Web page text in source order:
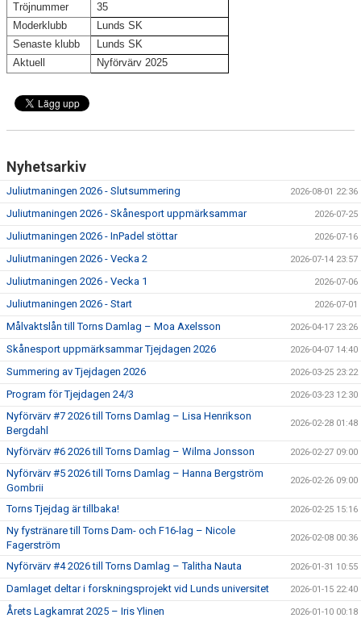
Tröjnummer
35
Moderklubb
Lunds SK
Senaste klubb
Lunds SK
Aktuell
Nyförvärv 2025
Nyhetsarkiv
Juliutmaningen 2026 - Slutsummering 2026-08-01 22:36
Juliutmaningen 2026 - Skånesport uppmärksammar 2026-07-25
Juliutmaningen 2026 - InPadel stöttar 2026-07-16
Juliutmaningen 2026 - Vecka 2 2026-07-14 23:57
Juliutmaningen 2026 - Vecka 1 2026-07-06
Juliutmaningen 2026 - Start 2026-07-01
Målvaktslån till Torns Damlag – Moa Axelsson 2026-04-17 23:26
Skånesport uppmärksammar Tjejdagen 2026 2026-04-07 14:40
Summering av Tjejdagen 2026 2026-03-25 23:22
Program för Tjejdagen 24/3 2026-03-23 12:30
Nyförvärv #7 2026 till Torns Damlag – Lisa Henrikson
Bergdahl
2026-02-28 01:48
Nyförvärv #6 2026 till Torns Damlag – Wilma Jonsson 2026-02-27 09:00
Nyförvärv #5 2026 till Torns Damlag – Hanna Bergström
Gombrii
2026-02-26 09:00
Torns Tjejdag är tillbaka! 2026-02-25 15:16
Ny fystränare till Torns Dam- och F16-lag – Nicole
Fagerström
2026-02-08 00:36
Nyförvärv #4 2026 till Torns Damlag – Talitha Nauta 2026-01-31 10:55
Damlaget deltar i forskningsprojekt vid Lunds universitet 2026-01-15 22:40
Årets Lagkamrat 2025 – Iris Ylinen 2026-01-10 00:18